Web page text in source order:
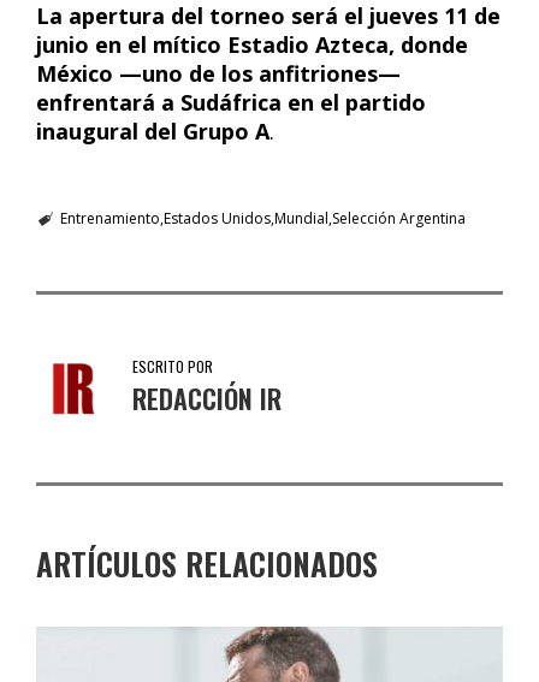
La apertura del torneo será el jueves 11 de
junio en el mítico Estadio Azteca, donde
México —uno de los anfitriones—
enfrentará a Sudáfrica en el partido
inaugural del Grupo A.
Entrenamiento Estados UnidosMundial Selección Argentina
ESCRITO POR
REDACCIÓN IR
ARTÍCULOS RELACIONADOS